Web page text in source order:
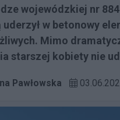
wojewódzkiej nr
uderzył w betonowy
Mimo
starszej kobiety nie
Pawłowska